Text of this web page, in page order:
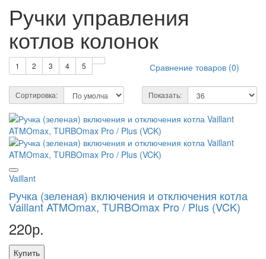
Ручки управления
котлов колонок
1 2 3 4 5 Сравнение товаров (0)
Сортировка: Показать:
Vaillant
Ручка (зеленая) включения и отключения котла
Vaillant ATMOmax, TURBOmax Pro / Plus (VCK)
220р.
Купить